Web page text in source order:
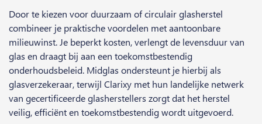
Door te kiezen voor duurzaam of circulair glasherstel
combineer je praktische voordelen met aantoonbare
milieuwinst. Je beperkt kosten, verlengt de levensduur van
glas en draagt bij aan een toekomstbestendig
onderhoudsbeleid. Midglas ondersteunt je hierbij als
glasverzekeraar, terwijl Clarixy met hun landelijke netwerk
van gecertificeerde glasherstellers zorgt dat het herstel
veilig, efficiënt en toekomstbestendig wordt uitgevoerd.